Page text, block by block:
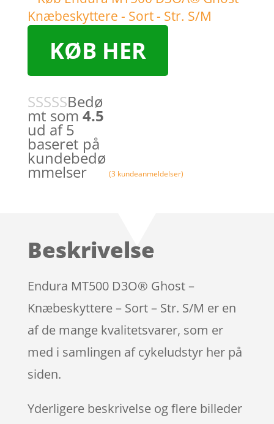
KØB HER
Bedø
mt som 4.5
ud af 5
baseret på
kundebedø
mmelser (3 kundeanmeldelser)
Beskrivelse
Endura MT500 D3O® Ghost –
Knæbeskyttere – Sort – Str. S/M er en
af de mange kvalitetsvarer, som er
med i samlingen af cykeludstyr her på
siden.
Yderligere beskrivelse og flere billeder